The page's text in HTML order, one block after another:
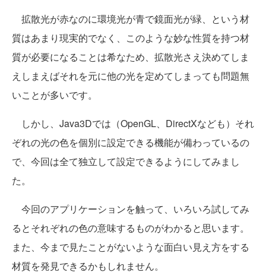
拡散光が赤なのに環境光が青で鏡面光が緑、という材
質はあまり現実的でなく、このような妙な性質を持つ材
質が必要になることは希なため、拡散光さえ決めてしま
えしまえばそれを元に他の光を定めてしまっても問題無
いことが多いです。
しかし、Java3Dでは（OpenGL、DirectXなども）それ
ぞれの光の色を個別に設定できる機能が備わっているの
で、今回は全て独立して設定できるようにしてみまし
た。
今回のアプリケーションを触って、いろいろ試してみ
るとそれぞれの色の意味するものがわかると思います。
また、今まで見たことがないような面白い見え方をする
材質を発見できるかもしれません。